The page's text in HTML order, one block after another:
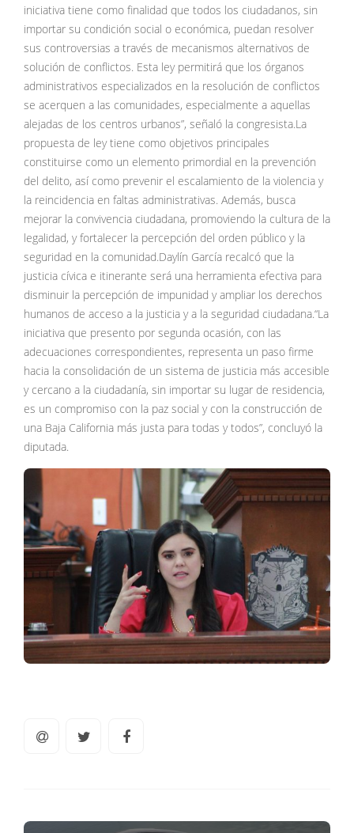
iniciativa tiene como finalidad que todos los ciudadanos, sin
importar su condición social o económica, puedan resolver
sus controversias a través de mecanismos alternativos de
solución de conflictos. Esta ley permitirá que los órganos
administrativos especializados en la resolución de conflictos
se acerquen a las comunidades, especialmente a aquellas
alejadas de los centros urbanos”, señaló la congresista.La
propuesta de ley tiene como objetivos principales
constituirse como un elemento primordial en la prevención
del delito, así como prevenir el escalamiento de la violencia y
la reincidencia en faltas administrativas. Además, busca
mejorar la convivencia ciudadana, promoviendo la cultura de la
legalidad, y fortalecer la percepción del orden público y la
seguridad en la comunidad.Daylín García recalcó que la
justicia cívica e itinerante será una herramienta efectiva para
disminuir la percepción de impunidad y ampliar los derechos
humanos de acceso a la justicia y a la seguridad ciudadana.“La
iniciativa que presento por segunda ocasión, con las
adecuaciones correspondientes, representa un paso firme
hacia la consolidación de un sistema de justicia más accesible
y cercano a la ciudadanía, sin importar su lugar de residencia,
es un compromiso con la paz social y con la construcción de
una Baja California más justa para todas y todos”, concluyó la
diputada.